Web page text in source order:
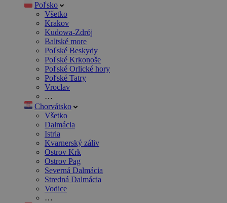
Poľsko
Všetko
Krakov
Kudowa-Zdrój
Baltské more
Poľské Beskydy
Poľské Krkonoše
Poľské Orlické hory
Poľské Tatry
Vroclav
…
Chorvátsko
Všetko
Dalmácia
Istria
Kvarnerský záliv
Ostrov Krk
Ostrov Pag
Severná Dalmácia
Stredná Dalmácia
Vodice
…